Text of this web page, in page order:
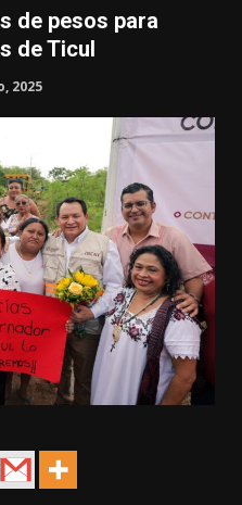
de pesos para
de Ticul
2025